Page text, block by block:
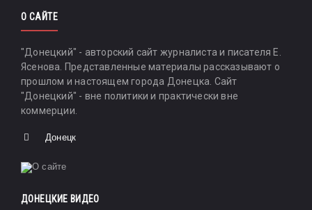
О САЙТЕ
"Донецкий" - авторский сайт журналиста и писателя Е.
Ясенова. Представленные материалы рассказывают о
прошлом и настоящем города Донецка. Сайт
"Донецкий" - вне политики и практически вне
коммерции.
Донецк
ДОНЕЦКИЕ ВИДЕО